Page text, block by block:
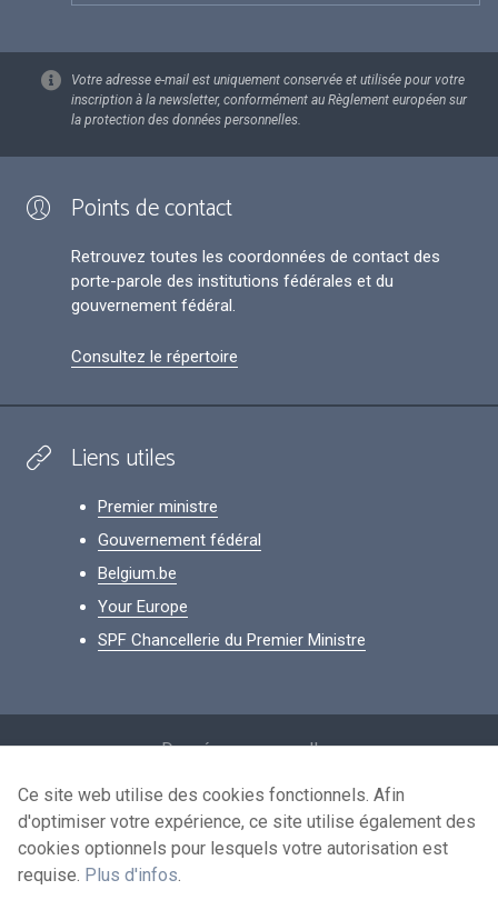
Votre adresse e-mail est uniquement conservée et utilisée pour votre
inscription à la newsletter, conformément au Règlement européen sur
la protection des données personnelles.
Points de contact
Retrouvez toutes les coordonnées de contact des
porte-parole des institutions fédérales et du
gouvernement fédéral.
Consultez le répertoire
Liens utiles
Premier ministre
Gouvernement fédéral
Belgium.be
Your Europe
SPF Chancellerie du Premier Ministre
Données personnelles
Conditions de réutilisation
Contactez-nous
Ce site web utilise des cookies fonctionnels. Afin
d'optimiser votre expérience, ce site utilise également des
cookies optionnels pour lesquels votre autorisation est
requise. Plus d'infos.